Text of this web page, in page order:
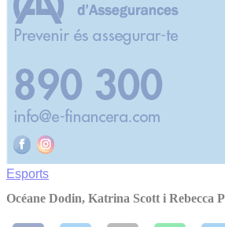
Esports
Océane Dodin, Katrina Scott i Rebecca